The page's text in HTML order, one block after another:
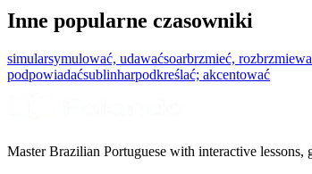
Inne popularne czasowniki
simularsymulować, udawaćsoarbrzmieć,
podpowiadaćsublinharpodkreślać; akcentować
Master Brazilian Portuguese with interactive lessons,